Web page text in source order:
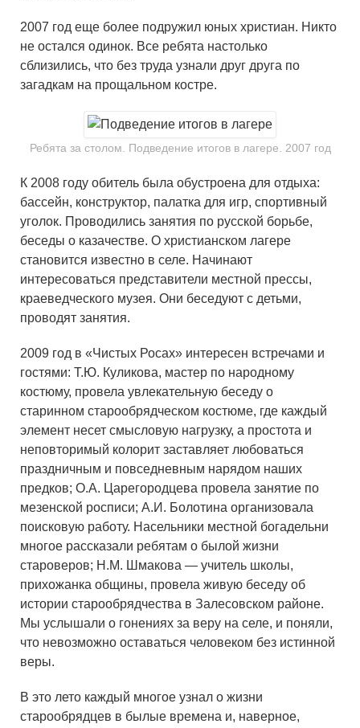
2007 год еще более подружил юных христиан. Никто
не остался одинок. Все ребята настолько
сблизились, что без труда узнали друг друга по
загадкам на прощальном костре.
Ребята за столом. Подведение итогов в лагере. 2007 год
К 2008 году обитель была обустроена для отдыха:
бассейн, конструктор, палатка для игр, спортивный
уголок. Проводились занятия по русской борьбе,
беседы о казачестве. О христианском лагере
становится известно в селе. Начинают
интересоваться представители местной прессы,
краеведческого музея. Они беседуют с детьми,
проводят занятия.
2009 год в «Чистых Росах» интересен встречами и
гостями: Т.Ю. Куликова, мастер по народному
костюму, провела увлекательную беседу о
старинном старообрядческом костюме, где каждый
элемент несет смысловую нагрузку, а простота и
неповторимый колорит заставляет любоваться
праздничным и повседневным нарядом наших
предков; О.А. Царегородцева провела занятие по
мезенской росписи; А.И. Болотина организовала
поисковую работу. Насельники местной богадельни
многое рассказали ребятам о былой жизни
староверов; Н.М. Шмакова — учитель школы,
прихожанка общины, провела живую беседу об
истории старообрядчества в Залесовском районе.
Мы услышали о гонениях за веру на селе, и поняли,
что невозможно оставаться человеком без истинной
веры.
В это лето каждый многое узнал о жизни
старообрядцев в былые времена и, наверное,